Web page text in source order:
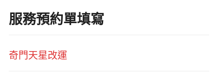
服務預約單填寫
奇門天星改運